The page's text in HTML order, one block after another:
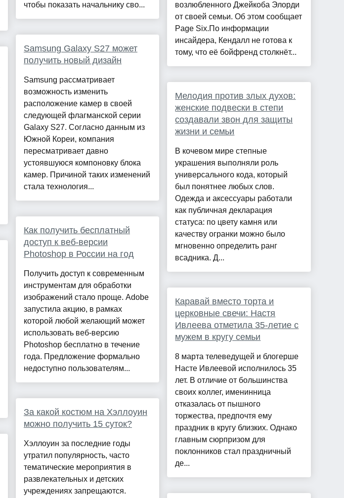
чтобы показать начальнику сво...
Samsung Galaxy S27 может
получить новый дизайн
Samsung рассматривает
возможность изменить
расположение камер в своей
следующей флагманской серии
Galaxy S27. Согласно данным из
Южной Кореи, компания
пересматривает давно
устоявшуюся компоновку блока
камер. Причиной таких изменений
стала технология...
Как получить бесплатный
доступ к веб-версии
Photoshop в России на год
Получить доступ к современным
инструментам для обработки
изображений стало проще. Adobe
запустила акцию, в рамках
которой любой желающий может
использовать веб-версию
Photoshop бесплатно в течение
года. Предложение формально
недоступно пользователям...
За какой костюм на Хэллоуин
можно получить 15 суток?
Хэллоуин за последние годы
утратил популярность, часто
тематические мероприятия в
развлекательных и детских
учреждениях запрещаются.
возлюбленного Джейкоба Элорди
от своей семьи. Об этом сообщает
Page Six.По информации
инсайдера, Кендалл не готова к
тому, что её бойфренд столкнёт...
Мелодия против злых духов:
женские подвески в степи
создавали звон для защиты
жизни и семьи
В кочевом мире степные
украшения выполняли роль
универсального кода, который
был понятнее любых слов.
Одежда и аксессуары работали
как публичная декларация
статуса: по цвету камня или
качеству огранки можно было
мгновенно определить ранг
всадника. Д...
Каравай вместо торта и
церковные свечи: Настя
Ивлеева отметила 35-летие с
мужем в кругу семьи
8 марта телеведущей и блогерше
Насте Ивлеевой исполнилось 35
лет. В отличие от большинства
своих коллег, именинница
отказалась от пышного
торжества, предпочтя ему
праздник в кругу близких. Однако
главным сюрпризом для
поклонников стал праздничный
де...